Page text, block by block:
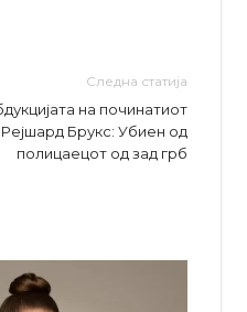
Следна статија
на починатиот
Брукс: Убиен од
полицаецот од зад грб